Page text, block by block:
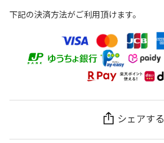
下記の決済方法がご利用頂けます。
シェアする